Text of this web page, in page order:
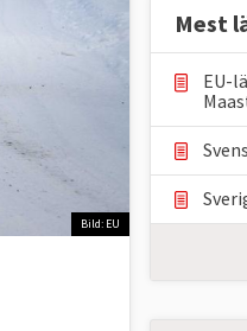
Bild: EU
Mest
EU-